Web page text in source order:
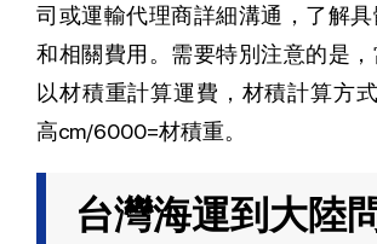
司或運輸代理商詳細溝通，了解
和相關費用。需要特別注意的是
以材積重計算運費，材積計算方
高cm/6000=材積重。
台灣海運到大陸